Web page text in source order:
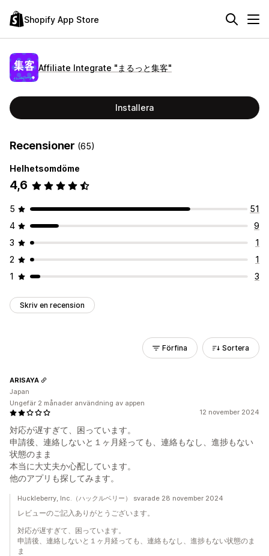
Shopify App Store
Affiliate Integrate "まるっと集客"
Installera
Recensioner (65)
Helhetsomdöme
4,6
5
51
4
9
3
1
2
1
1
3
Skriv en recension
Förfina Sortera
12 november 2024
対応が遅すぎて、困っています。
申請後、連絡しないと１ヶ月経っても、連絡もなし、進捗もない
状態のまま
本当に大丈夫か心配しています。
他のアプリも探してみます。
ARISAYA
Japan
Ungefär 2 månader användning av appen
Huckleberry, Inc.（ハックルベリー） svarade 28 november 2024
レビューのご記入ありがとうございます。
対応が遅すぎて、困っています。
申請後、連絡しないと１ヶ月経っても、連絡もなし、進捗もない状態のま
ま